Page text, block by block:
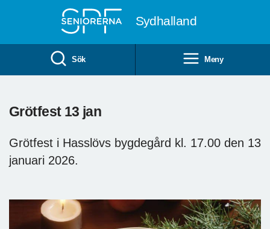
Sydhalland
Sök Meny
Grötfest 13 jan
Grötfest i Hasslövs bygdegård kl. 17.00 den 13
januari 2026.